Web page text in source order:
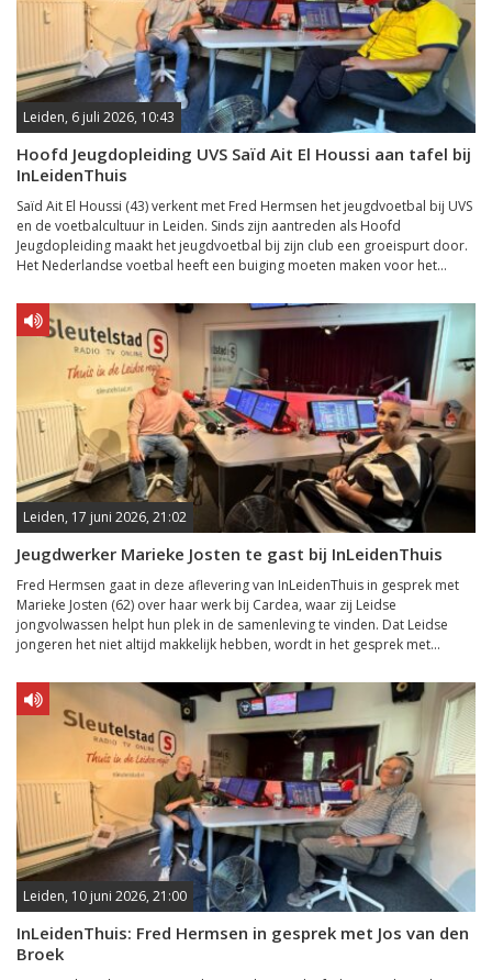
Leiden, 6 juli 2026, 10:43
Hoofd Jeugdopleiding UVS Saïd Ait El Houssi aan tafel bij
InLeidenThuis
Saïd Ait El Houssi (43) verkent met Fred Hermsen het jeugdvoetbal bij UVS
en de voetbalcultuur in Leiden. Sinds zijn aantreden als Hoofd
Jeugdopleiding maakt het jeugdvoetbal bij zijn club een groeispurt door.
Het Nederlandse voetbal heeft een buiging moeten maken voor het...
Leiden, 17 juni 2026, 21:02
Jeugdwerker Marieke Josten te gast bij InLeidenThuis
Fred Hermsen gaat in deze aflevering van InLeidenThuis in gesprek met
Marieke Josten (62) over haar werk bij Cardea, waar zij Leidse
jongvolwassen helpt hun plek in de samenleving te vinden. Dat Leidse
jongeren het niet altijd makkelijk hebben, wordt in het gesprek met...
Leiden, 10 juni 2026, 21:00
InLeidenThuis: Fred Hermsen in gesprek met Jos van den
Broek